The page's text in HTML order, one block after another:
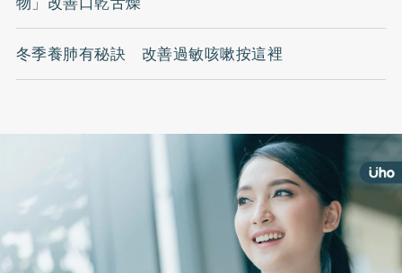
冬季養肺有秘訣 改善過敏咳嗽按這裡